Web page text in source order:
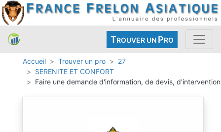
TROUVER UN PRO
Accueil Trouver un pro
27
SERENITE ET CONFORT
Faire une demande d'information, de devis, d'intervention